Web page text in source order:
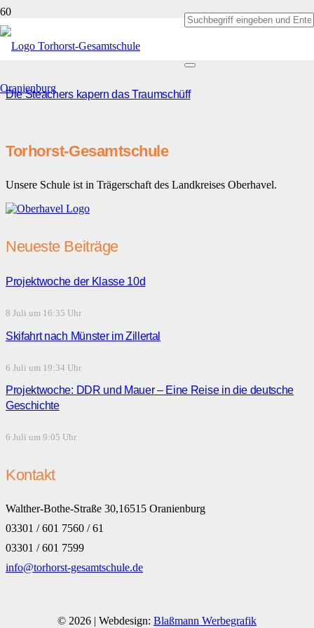
Musik
Die Steachers kapern das Traumschüff
Torhorst-Gesamtschule
Unsere Schule ist in Trägerschaft des Landkreises Oberhavel.
Neueste Beiträge
Projektwoche der Klasse 10d
8 Juli um 16:35 Uhr
Skifahrt nach Münster im Zillertal
6 Juli um 19:34 Uhr
Projektwoche: DDR und Mauer – Eine Reise in die deutsche
Geschichte
6 Juli um 9:05 Uhr
Kontakt
Walther-Bothe-Straße 30,16515 Oranienburg
03301 / 601 7560 / 61
03301 / 601 7599
info@torhorst-gesamtschule.de
© 2026 | Webdesign: Blaßmann Werbegrafik